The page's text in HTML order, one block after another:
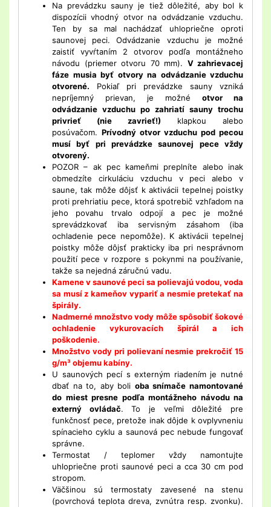
Na prevádzku sauny je tiež dôležité, aby bol k
dispozícii vhodný otvor na odvádzanie vzduchu.
Ten by sa mal nachádzať uhlopriečne oproti
saunovej peci. Odvádzanie vzduchu je možné
zaistiť vyvŕtaním 2 otvorov podľa montážneho
návodu (priemer otvoru 70 mm). V zahrievacej
fáze musia byť otvory na odvádzanie vzduchu
otvorené. Pokiaľ pri prevádzke sauny vzniká
nepríjemný prievan, je možné otvor na
odvádzanie vzduchu po zahriatí sauny trochu
privrieť (nie zavrieť!) klapkou alebo
posúvačom. Prívodný otvor vzduchu pod pecou
musí byť pri prevádzke saunovej pece vždy
otvorený.
POZOR – ak pec kameňmi preplníte alebo inak
obmedzíte cirkuláciu vzduchu v peci alebo v
saune, tak môže dôjsť k aktivácii tepelnej poistky
proti prehriatiu pece, ktorá spotrebič vzhľadom na
jeho povahu trvalo odpojí a pec je možné
sprevádzkovať iba servisným zásahom (iba
ochladenie pece nepomôže). K aktivácii tepelnej
poistky môže dôjsť prakticky iba pri nesprávnom
použití pece v rozpore s pokynmi na používanie,
takže sa nejedná záručnú vadu.
Kamene v saunové peci sa polievajú vodou, voda
sa musí z kameňov vypariť a nesmie pretekať na
špirály.
Nadmerné množstvo vody môže spôsobiť šokové
ochladenie vykurovacích špirál a ich
poškodenie.
Množstvo vody pri polievaní nesmie prekročiť 15
g/m³ objemu kabíny.
U saunových pecí s externým riadením je nutné
dbať na to, aby boli oba snímače namontované
do miest presne podľa montážneho návodu na
externý ovládač. To je veľmi dôležité pre
funkčnosť pece, pretože inak dôjde k ovplyvneniu
spínacieho cyklu a saunová pec nebude fungovať
správne.
Termostat / teplomer vždy namontujte
uhlopriečne proti saunové peci a cca 30 cm pod
stropom.
Väčšinou sú termostaty zavesené na stenu
(povrchová teplota dreva, zvnútra resp. zvonku).